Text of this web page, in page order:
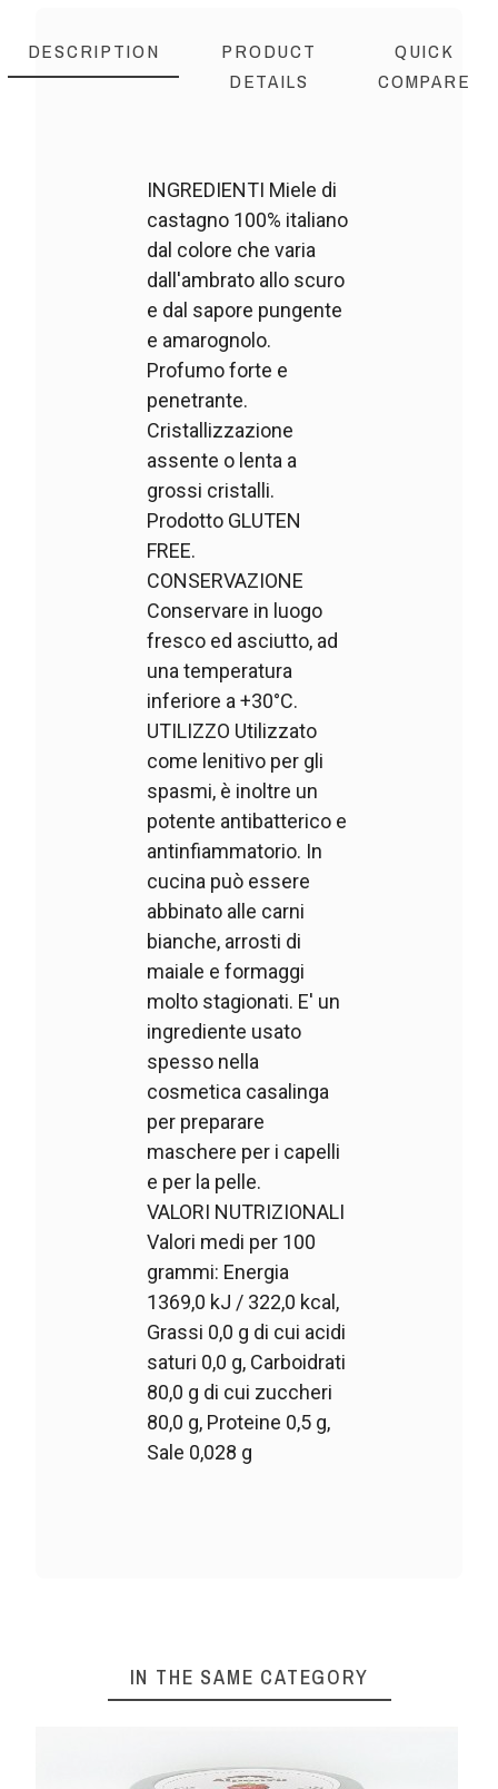
DESCRIPTION
PRODUCT
DETAILS
QUICK
COMPARE
INGREDIENTI Miele di
castagno 100% italiano
dal colore che varia
dall'ambrato allo scuro
e dal sapore pungente
e amarognolo.
Profumo forte e
penetrante.
Cristallizzazione
assente o lenta a
grossi cristalli.
Prodotto GLUTEN
FREE.
CONSERVAZIONE
Conservare in luogo
fresco ed asciutto, ad
una temperatura
inferiore a +30°C.
UTILIZZO Utilizzato
come lenitivo per gli
spasmi, è inoltre un
potente antibatterico e
antinfiammatorio. In
cucina può essere
abbinato alle carni
bianche, arrosti di
maiale e formaggi
molto stagionati. E' un
ingrediente usato
spesso nella
cosmetica casalinga
per preparare
maschere per i capelli
e per la pelle.
VALORI NUTRIZIONALI
Valori medi per 100
grammi: Energia
1369,0 kJ / 322,0 kcal,
Grassi 0,0 g di cui acidi
saturi 0,0 g, Carboidrati
80,0 g di cui zuccheri
80,0 g, Proteine 0,5 g,
Sale 0,028 g
IN THE SAME CATEGORY